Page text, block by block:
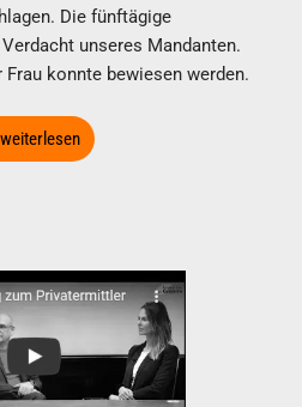
Die fünftägige
unseres Mandanten.
konnte bewiesen werden.